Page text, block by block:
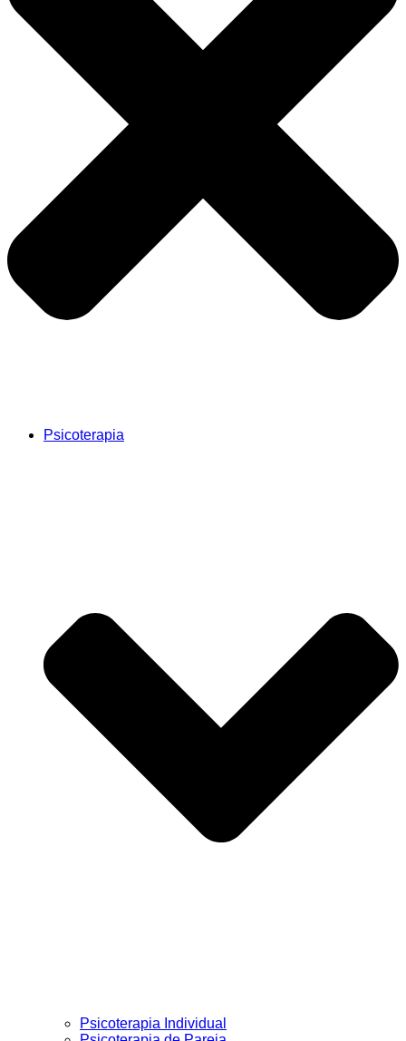
Psicoterapia
Psicoterapia Individual